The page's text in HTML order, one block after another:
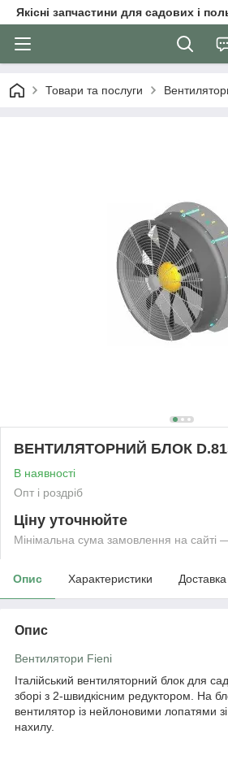
Якісні запчастини для садових і
Товари та послуги
ВЕНТИЛЯТОРНИЙ БЛОК
В наявності
Опт і роздріб
Ціну уточнюйте
Мінімальна сума замовлення на сайті
Опис Характеристики Доставка
Опис
Вентилятори Fieni
Італійський вентиляторний блок для
зборі з 2-швидкісним редуктором. На
вентилятор із нейлоновими лопатями
нахилу.